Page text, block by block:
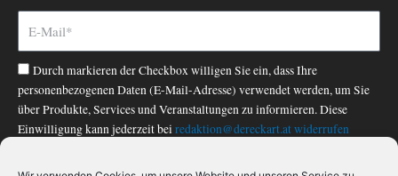
o
-
f
Durch markieren der Checkbox willigen Sie ein, dass Ihre
personenbezogenen Daten (E-Mail-Adresse) verwendet werden, um Sie
über Produkte, Services und Veranstaltungen zu informieren. Diese
Einwilligung kann jederzeit bei redaktion@dereckart.atwiderrufen
Datenschutzerklärung